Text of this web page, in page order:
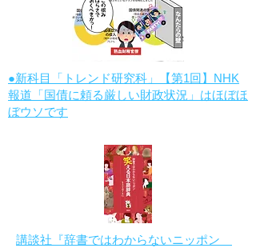
●新科目「トレンド研究科」【第1回】NHK
報道「国債に頼る厳しい財政状況」はほぼほ
ぼウソです
講談社『辞書ではわからないニッポン